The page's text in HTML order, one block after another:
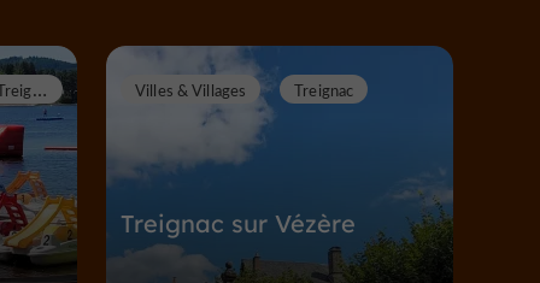
T
reignac
Treignac sur Vézère
Villes & Villages Treignac